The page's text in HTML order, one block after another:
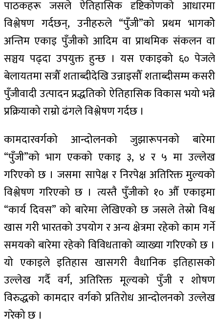
पाठकहरू जसले ऐतिहासिक दृष्टिकोणको आधारमा
विश्लेषण गर्दछन्, उनीहरुले “पुँजी”को प्रथम भागकोे
अन्तिम एकाइ पुँजीको आदिम वा प्राथमिक संकलन वा
सञ्चय पढ्दा उपयुक्त हुन्छ । यस एकाइको ६० पेजले
बेलायतमा सत्रौँ शताब्दीदेखि उन्नाइसौँ शताब्दीसम्म कसरी
पुँजीवादी उत्पादन प्रद्धतिको ऐतिहासिक विकास भयो भन्ने
प्रक्रियाको राम्रो ढंगले विश्लेषण गर्दछ ।
कामदारवर्गको आन्दोलनको जुझारूपनको बारेमा
“पुँजी”को भाग एकको एकाइ ३, ४ र ५ मा उल्लेख
गरिएको छ । जसमा सापेक्ष र निरपेक्ष अतिरिक्त मुल्यको
विश्लेषण गरिएको छ । त्यस्तै पुँजीको १० औँ एकाइमा
“कार्य दिवस” को बारेमा लेखिएको छ जसले तेस्रो विश्व
खास गरी भारतको उपयोग र अन्य क्षेत्रमा रहेको काम गर्ने
समयको बारेमा रहेको विविधताको व्याख्या गरिएको छ ।
यो एकाइले इतिहास खासगरी वैधानिक इतिहासको
उल्लेख गर्दै वर्ग, अतिरिक्त मूल्यको पुँजी र शोषण
विरुद्धको कामदार वर्गको प्रतिरोध आन्दोलनको उल्लेख
गरेको छ ।